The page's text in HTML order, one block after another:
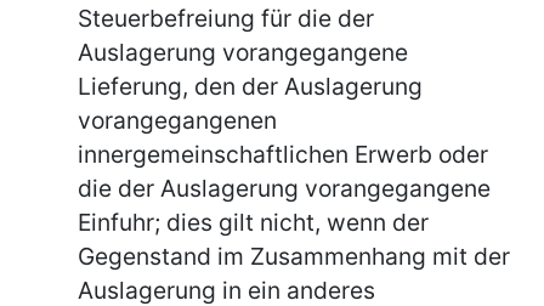
Steuerbefreiung für die der
Auslagerung vorangegangene
Lieferung, den der Auslagerung
vorangegangenen
innergemeinschaftlichen Erwerb oder
die der Auslagerung vorangegangene
Einfuhr; dies gilt nicht, wenn der
Gegenstand im Zusammenhang mit der
Auslagerung in ein anderes